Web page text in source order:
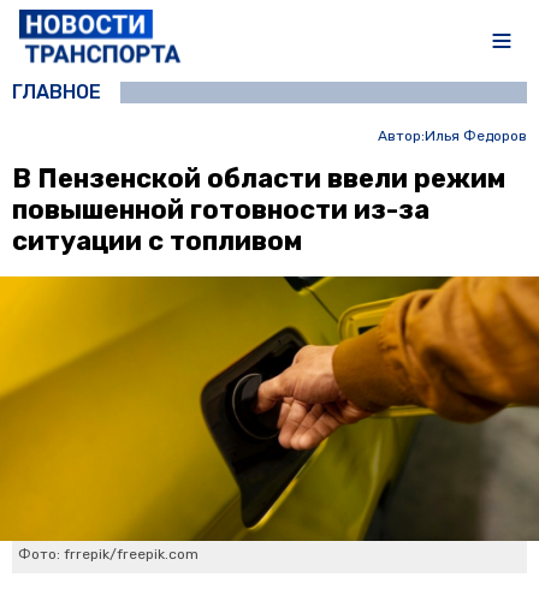
ГЛАВНОЕ
Автор:Илья Федоров
В Пензенской области ввели режим
повышенной готовности из-за
ситуации с топливом
Фото: frrepik/freepik.com